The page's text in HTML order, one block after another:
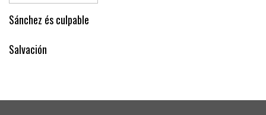
Sánchez és culpable
Salvación